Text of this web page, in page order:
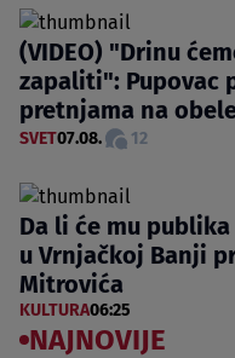
(VIDEO) "Drinu
zapaliti": Pupovac
pretnjama na
SVET07.08. 12
Da li će mu
u Vrnjačkoj Banji
Mitrovića
KULTURA06:25
NAJNOVIJE